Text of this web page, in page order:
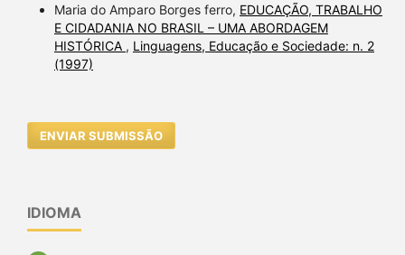
Maria do Amparo Borges ferro, EDUCAÇÃO, TRABALHO
E CIDADANIA NO BRASIL – UMA ABORDAGEM
HISTÓRICA , Linguagens, Educação e Sociedade: n. 2
(1997)
ENVIAR SUBMISSÃO
IDIOMA